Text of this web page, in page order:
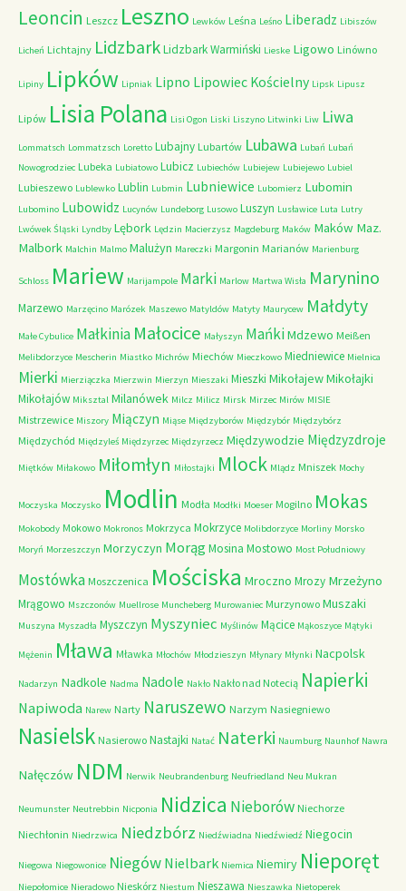
Leoncin Leszcz Leszno Lewków Leśna Leśno Liberadz Libiszów
Licheń Lichtajny LidzbarkLidzbark Warmiński Lieske Ligowo Linówno
Lipiny Lipków Lipniak Lipno Lipowiec Kościelny Lipsk Lipusz
Lipów Lisia Polana Lisi Ogon Liski Liszyno Litwinki Liw Liwa
Lommatsch Lommatzsch Loretto Lubajny Lubartów Lubawa Lubań Lubań
Nowogrodziec Lubeka Lubiatowo Lubicz Lubiechów Lubiejew Lubiejewo Lubiel
Lubieszewo Lublewko Lublin Lubmin Lubniewice Lubomierz Lubomin
Lubomino Lubowidz Lucynów Lundeborg Lusowo Luszyn Lusławice Luta Lutry
Lwówek Śląski Lyndby Lębork Lędzin Macierzysz Magdeburg Maków Maków Maz.
Malbork Malchin Malmo Malużyn Mareczki Margonin Marianów Marienburg
Schloss Mariew Marijampole Marki Marlow Martwa Wisła Marynino
Marzewo Marzęcino Marózek Maszewo Matyldów Matyty Maurycew Małdyty
Małe Cybulice Małkinia Małocice Małyszyn MańkiMdzewo Meißen
Melibdorzyce Mescherin Miastko Michrów Miechów Mieczkowo Miedniewice Mielnica
Mierki Mierziączka Mierzwin Mierzyn Mieszaki Mieszki MikołajewMikołajki
Mikołajów Miksztal Milanówek Milcz Milicz Mirsk Mirzec Mirów MISIE
Mistrzewice Miszory Miączyn Miąse Międzyborów Międzybór Międzybórz
Międzychód Międzyleś Międzyrzec Międzyrzecz Międzywodzie Międzyzdroje
Miętków Miłakowo Miłomłyn Miłostajki Mlock Mlądz Mniszek Mochy
Moczyska Moczysko Modlin Modła Modłki Moeser Mogilno Mokas
Mokobody Mokowo Mokronos Mokrzyca Mokrzyce Molibdorzyce Morliny Morsko
Moryń Morzeszczyn Morzyczyn MorągMosina Mostowo Most Południowy
Mostówka Moszczenica Mościska Mroczno Mrozy Mrzeżyno
Mrągowo Mszczonów Muellrose Muncheberg Murowaniec Murzynowo Muszaki
Muszyna Myszadła Myszczyn Myszyniec Myślinów Mącice Mąkoszyce Mątyki
Mężenin Mława Mławka Młochów Młodzieszyn Młynary Młynki Nacpolsk
Nadarzyn Nadkole Nadma Nadole Nakło Nakło nad Notecią Napierki
Napiwoda Narew Narty Naruszewo Narzym Nasiegniewo
Nasielsk Nasierowo Nastajki Natać Naterki Naumburg Naunhof Nawra
Nałęczów NDM Nerwik Neubrandenburg Neufriedland Neu Mukran
Neumunster Neutrebbin Nicponia Nidzica Nieborów Niechorze
Niechłonin Niedrzwica Niedzbórz Niedźwiadna Niedźwiedź Niegocin
Niegowa Niegowonice Niegów Nielbark Niemica Niemiry Nieporęt
Niepołomice Nieradowo Nieskórz Niestum Nieszawa Nieszawka Nietoperek